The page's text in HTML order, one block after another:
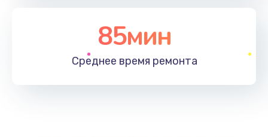
85мин
Среднее время ремонта